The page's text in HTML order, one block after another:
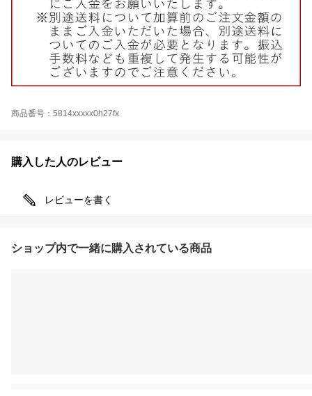
商品番号：5814xxxxx0h27fx
購入した人のレビュー
レビューを書く
ショップ内で一緒に購入されている商品